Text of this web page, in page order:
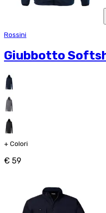
Rossini
Giubbotto
+ Colori
€ 59